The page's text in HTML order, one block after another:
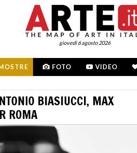
giovedì 6 agosto 2026
FOTO VIDEO
BIASIUCCI, MAX
ROMA